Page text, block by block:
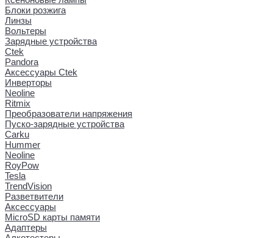
Блоки розжига
Линзы
Вольтеры
Зарядные устройства
Ctek
Pandora
Аксессуары Ctek
Инверторы
Neoline
Ritmix
Преобразователи напряжения
Пуско-зарядные устройства
Carku
Hummer
Neoline
RoyPow
Tesla
TrendVision
Разветвители
Аксессуары
MicroSD карты памяти
Адаптеры